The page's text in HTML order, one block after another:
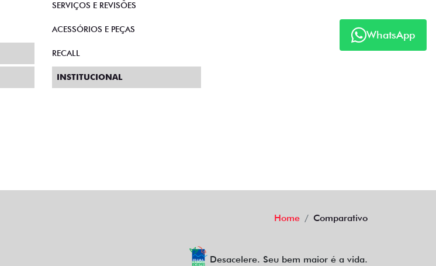
WhatsApp
SERVIÇOS E REVISÕES
ACESSÓRIOS E PEÇAS
RECALL
INSTITUCIONAL
Home Comparativo
Desacelere. Seu bem maior é a vida.